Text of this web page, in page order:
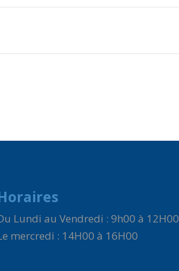
Lundi au Vendredi : 9h00 à 12H00
mercredi : 14H00 à 16H00